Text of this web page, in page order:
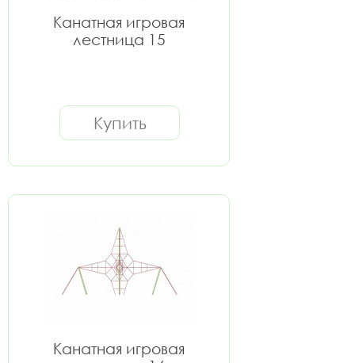
Канатная игровая
лестница 15
Купить
Канатная игровая